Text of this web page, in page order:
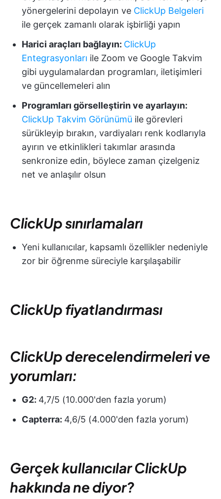
yönergelerini depolayın ve ClickUp Belgeleri
ile gerçek zamanlı olarak işbirliği yapın
Harici araçları bağlayın: ClickUp
Entegrasyonları ile Zoom ve Google Takvim
gibi uygulamalardan programları, iletişimleri
ve güncellemeleri alın
Programları görselleştirin ve ayarlayın:
ClickUp Takvim Görünümü ile görevleri
sürükleyip bırakın, vardiyaları renk kodlarıyla
ayırın ve etkinlikleri takımlar arasında
senkronize edin, böylece zaman çizelgeniz
net ve anlaşılır olsun
ClickUp sınırlamaları
Yeni kullanıcılar, kapsamlı özellikler nedeniyle
zor bir öğrenme süreciyle karşılaşabilir
ClickUp fiyatlandırması
ClickUp derecelendirmeleri ve
yorumları:
G2: 4,7/5 (10.000'den fazla yorum)
Capterra: 4,6/5 (4.000'den fazla yorum)
Gerçek kullanıcılar ClickUp
hakkında ne diyor?